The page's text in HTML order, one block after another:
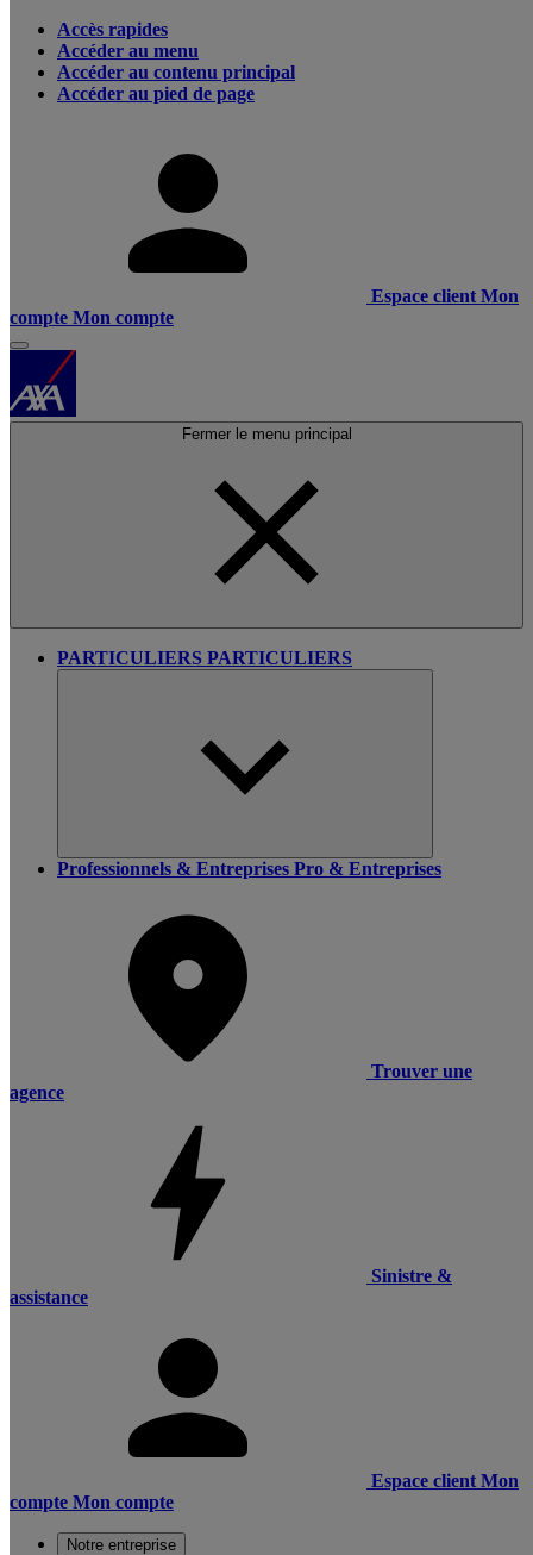
Accès rapides
Accéder au menu
Accéder au contenu principal
Accéder au pied de page
Espace client Mon
compte Mon compte
Fermer le menu principal
PARTICULIERS PARTICULIERS
Professionnels & Entreprises Pro & Entreprises
Trouver une
agence
Sinistre &
assistance
Espace client Mon
compte Mon compte
Notre entreprise